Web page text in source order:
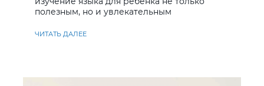
полезным, но и увлекательным
ЧИТАТЬ ДАЛЕЕ